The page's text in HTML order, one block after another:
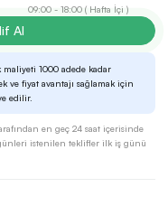
09:00 - 18:00 ( Hafta İçi )
Al
maliyeti 1000 adede kadar
ve fiyat avantajı sağlamak için
edilir.
en geç 24 saat içerisinde
istenilen teklifler ilk iş günü